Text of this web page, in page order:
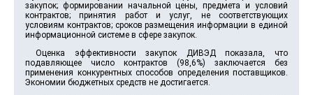
закупок; формировании начальной цены, предмета и условий
контрактов; принятия работ и услуг, не соответствующих
условиям контрактов; сроков размещения информации в единой
информационной системе в сфере закупок.
Оценка эффективности закупок ДИВЭД показала, что
подавляющее число контрактов (98,6%) заключается без
применения конкурентных способов определения поставщиков.
Экономии бюджетных средств не достигается.